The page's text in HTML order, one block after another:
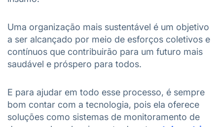
Uma organização mais sustentável é um objetivo
a ser alcançado por meio de esforços coletivos e
contínuos que contribuirão para um futuro mais
saudável e próspero para todos.
E para ajudar em todo esse processo, é sempre
bom contar com a tecnologia, pois ela oferece
soluções como sistemas de monitoramento de